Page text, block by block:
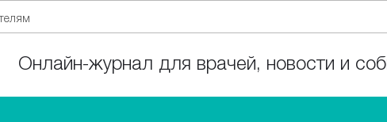
Онлайн-журнал для врачей, новости и